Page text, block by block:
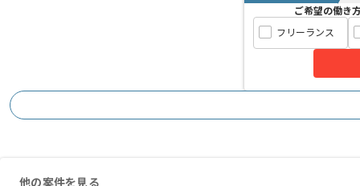
ご希望の働き
フリーランス
他の案件を見る